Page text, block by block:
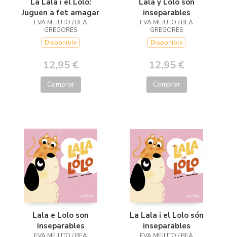
La Lala i el Lolo:
Juguen a fet amagar
EVA MEJUTO / BEA
GREGORES
Disponible
12,95 €
Comprar
Lala y Lolo son
inseparables
EVA MEJUTO / BEA
GREGORES
Disponible
12,95 €
Comprar
Lala e Lolo son
inseparables
La Lala i el Lolo són
inseparables